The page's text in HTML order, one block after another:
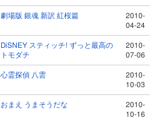
劇場版 銀魂 新訳 紅桜篇
2010-
04-24
DiSNEY スティッチ! ずっと最高の
トモダチ
2010-
07-06
心霊探偵 八雲
2010-
10-03
おまえ うまそうだな
2010-
10-16